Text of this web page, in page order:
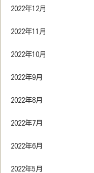
2022年12月
2022年11月
2022年10月
2022年9月
2022年8月
2022年7月
2022年6月
2022年5月